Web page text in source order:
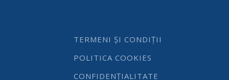
TERMENI ȘI CONDIȚII
POLITICA COOKIES
CONFIDENȚIALITATE